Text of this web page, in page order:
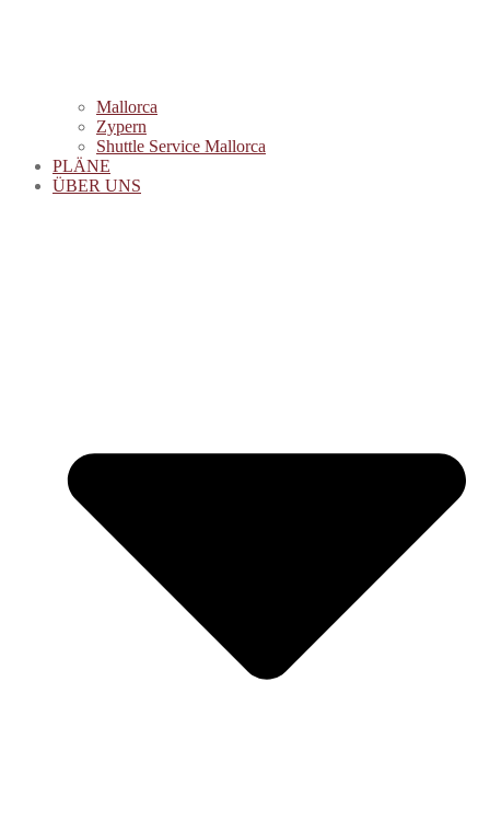
Mallorca
Zypern
Shuttle Service Mallorca
PLÄNE
ÜBER UNS